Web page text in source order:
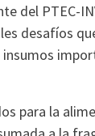
del PTEC-
desafíos
para la